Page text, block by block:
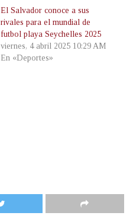
El Salvador conoce a sus
rivales para el mundial de
futbol playa Seychelles 2025
viernes, 4 abril 2025 10:29 AM
En «Deportes»